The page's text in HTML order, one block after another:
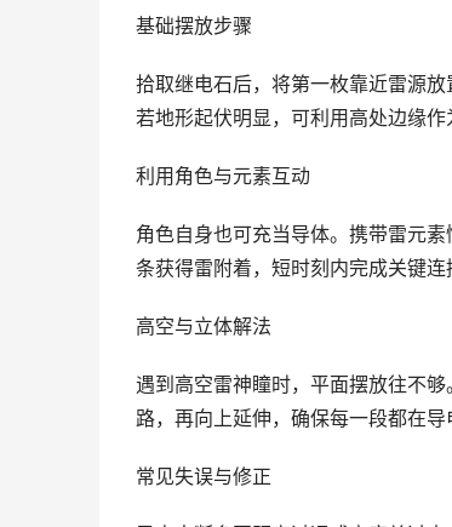
基础摆放步骤
拾取继电石后，将第一枚靠近雷源
若地形起伏明显，可利用高处边缘作
利用角色与元素互动
角色自身也可充当导体。携带雷元
条获得雷附着，短时刻内完成关键连
高空与立体解法
遇到高空雷神瞳时，平面摆放往不
路，再向上延伸，确保每一段都在导
常见失误与修正